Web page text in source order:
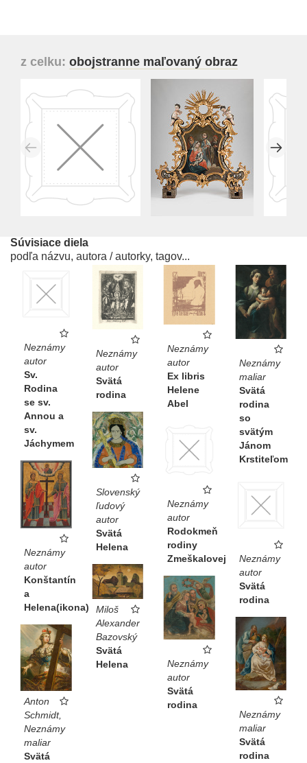
z celku: obojstranne maľovaný obraz
Súvisiace diela
podľa názvu, autora / autorky, tagov...
Neznámy
autor
Sv.
Rodina
se sv.
Annou a
sv.
Jáchymem
Neznámy
autor
Svätá
rodina
Neznámy
autor
Ex libris
Helene
Abel
Neznámy
maliar
Svätá
rodina
so
svätým
Jánom
Krstiteľom
Slovenský
ľudový
autor
Svätá
Helena
Neznámy
autor
Rodokmeň
rodiny
Zmeškalovej
Neznámy
autor
Konštantín
a
Helena(ikona)
Neznámy
autor
Svätá
rodina
Miloš
Alexander
Bazovský
Svätá
Helena
Neznámy
autor
Svätá
rodina
Neznámy
maliar
Svätá
rodina
Anton
Schmidt,
Neznámy
maliar
Svätá